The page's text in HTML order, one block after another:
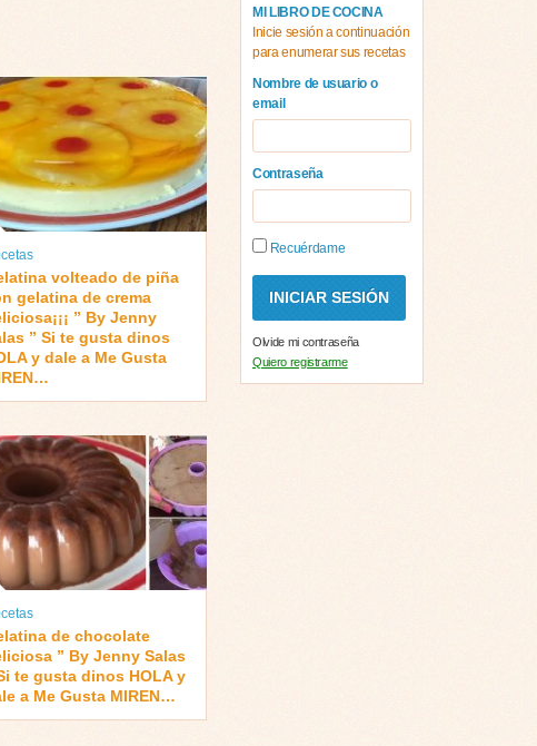
volteado de piña
gelatina de crema
” By Jenny
” Si te gusta dinos
y dale a Me Gusta
de chocolate
” By Jenny Salas
te gusta dinos HOLA y
a Me Gusta MIREN…
MI LIBRO DE COCINA
Inicie sesión a continuación
para enumerar sus recetas
Nombre de usuario o
email
Contraseña
Recuérdame
Olvide mi contraseña
Quiero registrarme